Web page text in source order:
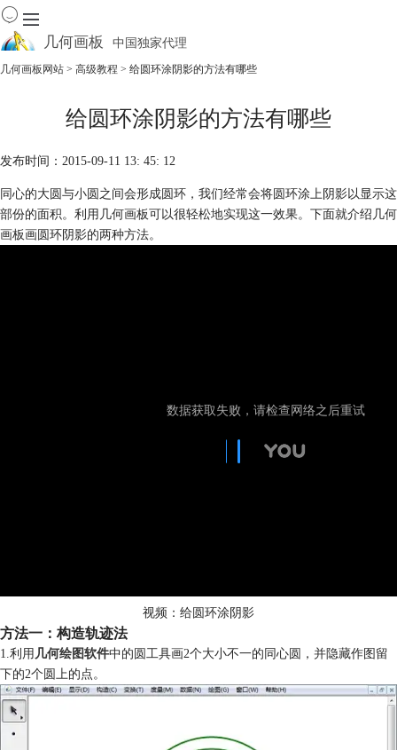
几何画板 中国独家代理
资源中心
软件商城
几何画板网站 > 高级教程 > 给圆环涂阴影的方法有哪些
给圆环涂阴影的方法有哪些
发布时间：2015-09-11 13: 45: 12
同心的大圆与小圆之间会形成圆环，我们经常会将圆环涂上阴影以显示这
部份的面积。利用几何画板可以很轻松地实现这一效果。下面就介绍几何
画板画圆环阴影的两种方法。
视频：给圆环涂阴影
方法一：构造轨迹法
1.利用 几何绘图软件中的圆工具画2个大小不一的同心圆，并隐藏作图留
下的2个圆上的点。